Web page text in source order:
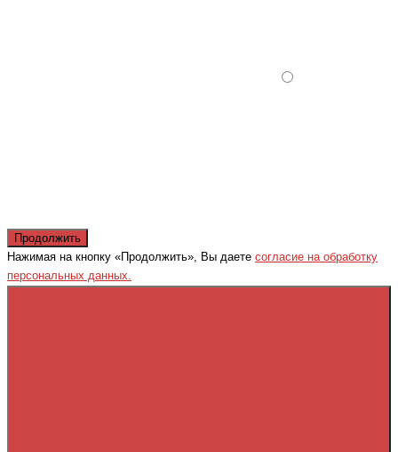
Продолжить
Нажимая на кнопку «Продолжить», Вы даете согласие на обработку
персональных данных.